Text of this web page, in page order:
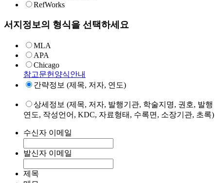
RefWorks
서지정보의 형식을 선택하세요
MLA
APA
Chicago
참고문헌양식안내
간략정보 (제목, 저자, 연도)
상세정보 (제목, 저자, 발행기관, 학술지명, 권호, 발행
연도, 작성언어, KDC, 자료형태, 수록면, 소장기관, 초록)
수신자 이메일
발신자 이메일
제목